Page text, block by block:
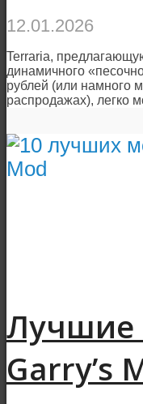
12.01.2026
Terraria,
динамичного
рублей (или намного
распродажах), легко
Лучшие
Garry’s